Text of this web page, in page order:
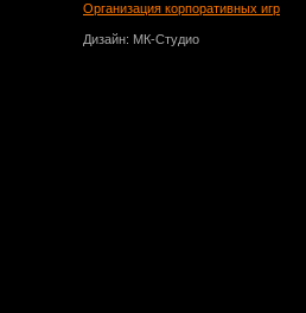
Организация корпоративных игр
Дизайн: МК-Студио